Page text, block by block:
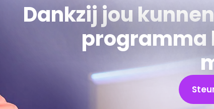
Dankzij jou
programma